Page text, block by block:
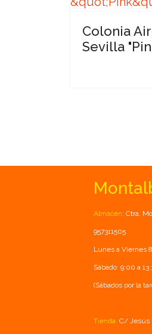
Colonia
Sevilla
Almacén: Ctra.
957311505
Lunes a Viernes
Sábado: 9:00 a
(Sábados por la
Tienda: C/ Jesús